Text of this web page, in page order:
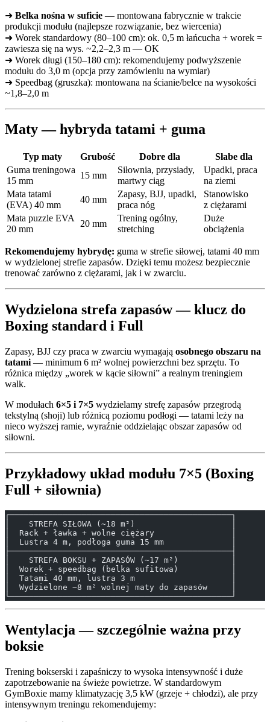
➜ Belka nośna w suficie — montowana fabrycznie w trakcie
produkcji modułu (najlepsze rozwiązanie, bez wiercenia)
➜ Worek standardowy (80–100 cm): ok. 0,5 m łańcucha + worek =
zawiesza się na wys. ~2,2–2,3 m — OK
➜ Worek długi (150–180 cm): rekomendujemy podwyższenie
modułu do 3,0 m (opcja przy zamówieniu na wymiar)
➜ Speedbag (gruszka): montowana na ścianie/belce na wysokości
~1,8–2,0 m
Maty — hybryda tatami + guma
Typ maty Grubość Dobre dla
Słabe dla
Guma treningowa
15 mm
15 mm
Siłownia, przysiady,
martwy ciąg
Upadki, praca
na ziemi
Mata tatami
(EVA) 40 mm
40 mm
Zapasy, BJJ, upadki,
praca nóg
Stanowisko
z ciężarami
Mata puzzle EVA
20 mm
20 mm
Trening ogólny,
stretching
Duże
obciążenia
Rekomendujemy hybrydę: guma w strefie siłowej, tatami 40 mm
w wydzielonej strefie zapasów. Dzięki temu możesz bezpiecznie
trenować zarówno z ciężarami, jak i w zwarciu.
Wydzielona strefa zapasów — klucz do
Boxing standard i Full
Zapasy, BJJ czy praca w zwarciu wymagają osobnego obszaru na
tatami — minimum 6 m² wolnej powierzchni bez sprzętu. To
różnica między „worek w kącie siłowni” a realnym treningiem
walk.
W modułach 6×5 i 7×5 wydzielamy strefę zapasów przegrodą
tekstylną (shoji) lub różnicą poziomu podłogi — tatami leży na
nieco wyższej ramie, wyraźnie oddzielając obszar zapasów od
siłowni.
Przykładowy układ modułu 7×5 (Boxing
Full + siłownia)
┌──────────────────────────────────────────────┐
│    STREFA SIŁOWA (~18 m²)                    │
│  Rack + ławka + wolne ciężary                │
│  Lustra 4 m, podłoga guma 15 mm              │
├──────────────────────────────────────────────┤
│    STREFA BOKSU + ZAPASÓW (~17 m²)           │
│  Worek + speedbag (belka sufitowa)           │
│  Tatami 40 mm, lustra 3 m                    │
│  Wydzielone ~8 m² wolnej maty do zapasów     │
└──────────────────────────────────────────────┘
Wentylacja — szczególnie ważna przy
boksie
Trening bokserski i zapaśniczy to wysoka intensywność i duże
zapotrzebowanie na świeże powietrze. W standardowym
GymBoxie mamy klimatyzację 3,5 kW (grzeje + chłodzi), ale przy
intensywnym treningu rekomendujemy: